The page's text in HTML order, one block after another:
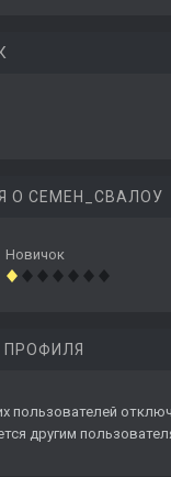
О СЕМЕН_СВАЛОУ
Новичок
ПРОФИЛЯ
пользователей
другим